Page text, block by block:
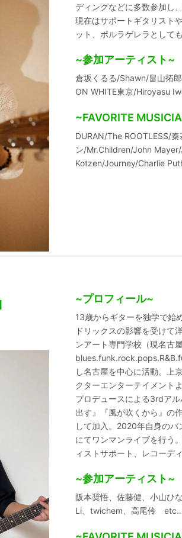
ディングなどに多数参加し
現在はサポートギタリスト
ット、ポルラゲレラとして
~参加アーティスト~
倉坂くるる/Shawn/畠山拓
ON WHITE東京/Hiroyasu
~FAVORITE
DURAN/The ROOTLESS/
ン/Mr.Children/John
Kotzen/Journey/Charlie
~プロフィール~
13歳からギターを独学で始
ドリックスの影響を受けて
ンアート専門学校（現名古
し名古屋を中心に活動。上
クターエンターテイメント
プロデュースによる3rdア
出す』『風が吹くから』の
して加入。2020年自身の
にてワンマンライブを行う
ィストサポート、レコーデ
~参加アーティスト~
阪本奨悟、佐藤健、小山ひ
Li、twichem、高尾伶 etc…